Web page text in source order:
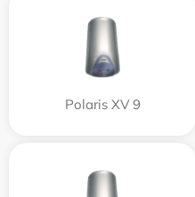
Polaris XV 9